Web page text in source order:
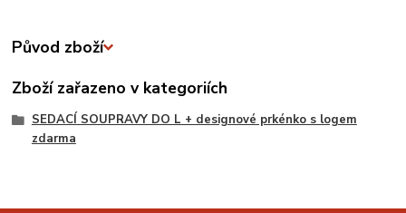
Původ zboží
Zboží zařazeno v kategoriích
SEDACÍ SOUPRAVY DO L + designové prkénko s logem
zdarma